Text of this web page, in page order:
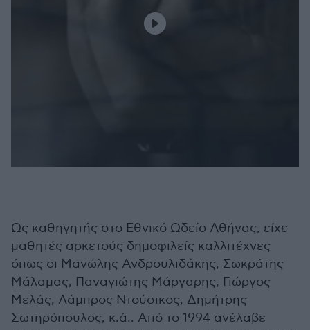
Ως καθηγητής στο Εθνικό Ωδείο Αθήνας, είχε
μαθητές αρκετούς δημοφιλείς καλλιτέχνες
όπως οι Μανώλης Ανδρουλιδάκης, Σωκράτης
Μάλαμας, Παναγιώτης Μάργαρης, Γιώργος
Μελάς, Λάμπρος Ντούσικος, Δημήτρης
Σωτηρόπουλος, κ.ά.. Από το 1994 ανέλαβε